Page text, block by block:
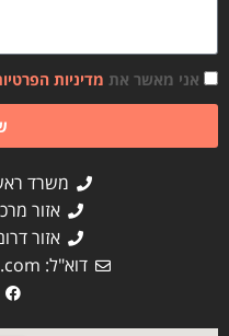
אני מאשר את מדיניות
משרד ראשי: 076-
אזור מרכז: 050-
אזור דרום: 050-
דוא"ל: